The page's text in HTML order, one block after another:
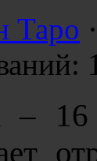
Таро
16